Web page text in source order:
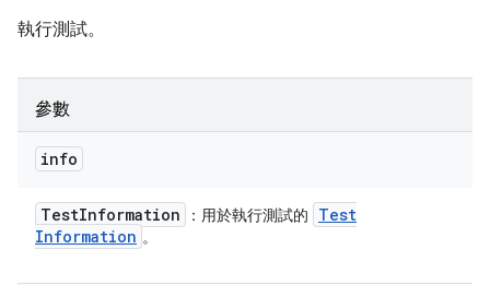
執行測試。
參數
info
TestInformation ：用於執行測試的
Test
Information 。